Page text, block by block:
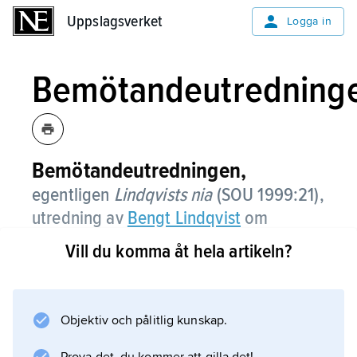
Uppslagsverket Logga in
Bemötandeutredningen,
egentligen Lindqvists nia(SOU 1999:21),
utredning av Bengt Lindqvist om
bemötande av personer med
funktionshinder.
bemötandet av personer med funktionshinder,
Vill du komma åt hela artikeln?
Objektiv och pålitlig kunskap.